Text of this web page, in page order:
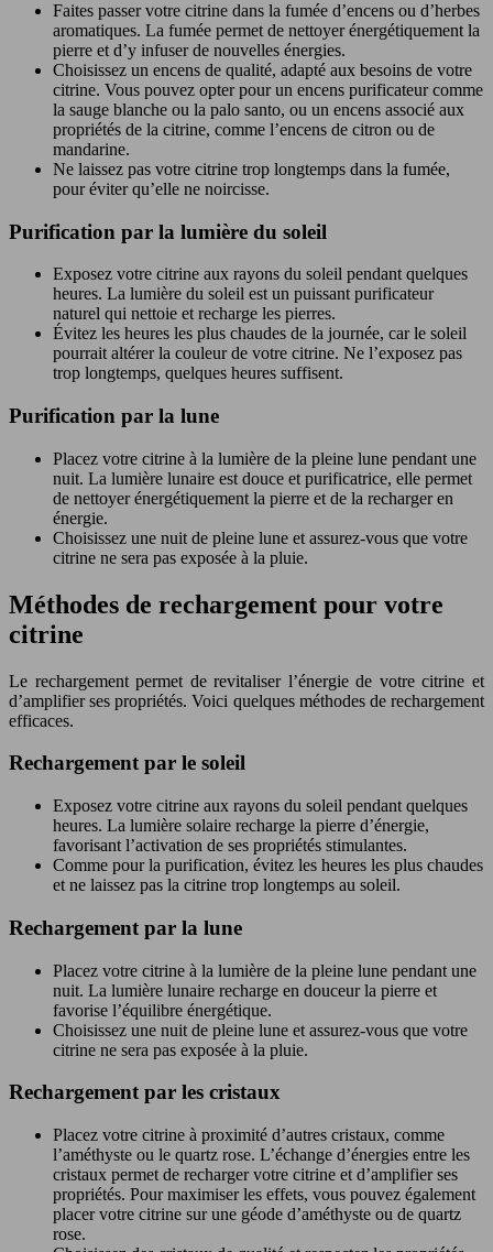
Faites passer votre citrine dans la fumée d’encens ou d’herbes
aromatiques. La fumée permet de nettoyer énergétiquement la
pierre et d’y infuser de nouvelles énergies.
Choisissez un encens de qualité, adapté aux besoins de votre
citrine. Vous pouvez opter pour un encens purificateur comme
la sauge blanche ou la palo santo, ou un encens associé aux
propriétés de la citrine, comme l’encens de citron ou de
mandarine.
Ne laissez pas votre citrine trop longtemps dans la fumée,
pour éviter qu’elle ne noircisse.
Purification par la lumière du soleil
Exposez votre citrine aux rayons du soleil pendant quelques
heures. La lumière du soleil est un puissant purificateur
naturel qui nettoie et recharge les pierres.
Évitez les heures les plus chaudes de la journée, car le soleil
pourrait altérer la couleur de votre citrine. Ne l’exposez pas
trop longtemps, quelques heures suffisent.
Purification par la lune
Placez votre citrine à la lumière de la pleine lune pendant une
nuit. La lumière lunaire est douce et purificatrice, elle permet
de nettoyer énergétiquement la pierre et de la recharger en
énergie.
Choisissez une nuit de pleine lune et assurez-vous que votre
citrine ne sera pas exposée à la pluie.
Méthodes de rechargement pour votre
citrine
Le rechargement permet de revitaliser l’énergie de votre citrine et
d’amplifier ses propriétés. Voici quelques méthodes de rechargement
efficaces.
Rechargement par le soleil
Exposez votre citrine aux rayons du soleil pendant quelques
heures. La lumière solaire recharge la pierre d’énergie,
favorisant l’activation de ses propriétés stimulantes.
Comme pour la purification, évitez les heures les plus chaudes
et ne laissez pas la citrine trop longtemps au soleil.
Rechargement par la lune
Placez votre citrine à la lumière de la pleine lune pendant une
nuit. La lumière lunaire recharge en douceur la pierre et
favorise l’équilibre énergétique.
Choisissez une nuit de pleine lune et assurez-vous que votre
citrine ne sera pas exposée à la pluie.
Rechargement par les cristaux
Placez votre citrine à proximité d’autres cristaux, comme
l’améthyste ou le quartz rose. L’échange d’énergies entre les
cristaux permet de recharger votre citrine et d’amplifier ses
propriétés. Pour maximiser les effets, vous pouvez également
placer votre citrine sur une géode d’améthyste ou de quartz
rose.